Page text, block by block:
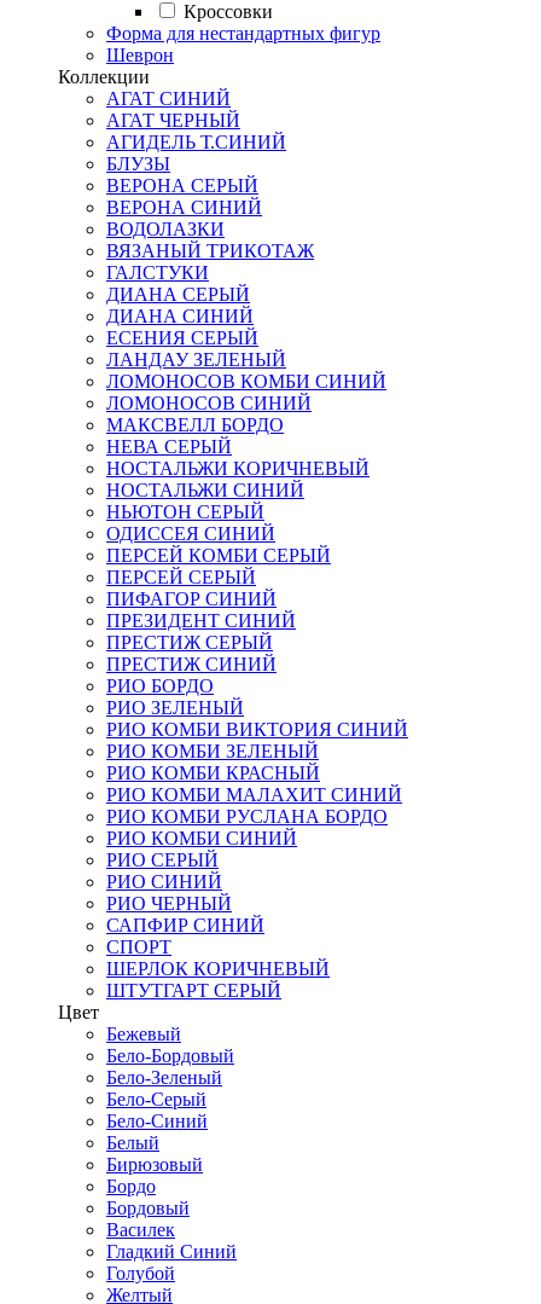
Кроссовки
Форма для нестандартных фигур
Шеврон
Коллекции
АГАТ СИНИЙ
АГАТ ЧЕРНЫЙ
АГИДЕЛЬ Т.СИНИЙ
БЛУЗЫ
ВЕРОНА СЕРЫЙ
ВЕРОНА СИНИЙ
ВОДОЛАЗКИ
ВЯЗАНЫЙ ТРИКОТАЖ
ГАЛСТУКИ
ДИАНА СЕРЫЙ
ДИАНА СИНИЙ
ЕСЕНИЯ СЕРЫЙ
ЛАНДАУ ЗЕЛЕНЫЙ
ЛОМОНОСОВ КОМБИ СИНИЙ
ЛОМОНОСОВ СИНИЙ
МАКСВЕЛЛ БОРДО
НЕВА СЕРЫЙ
НОСТАЛЬЖИ КОРИЧНЕВЫЙ
НОСТАЛЬЖИ СИНИЙ
НЬЮТОН СЕРЫЙ
ОДИССЕЯ СИНИЙ
ПЕРСЕЙ КОМБИ СЕРЫЙ
ПЕРСЕЙ СЕРЫЙ
ПИФАГОР СИНИЙ
ПРЕЗИДЕНТ СИНИЙ
ПРЕСТИЖ СЕРЫЙ
ПРЕСТИЖ СИНИЙ
РИО БОРДО
РИО ЗЕЛЕНЫЙ
РИО КОМБИ ВИКТОРИЯ СИНИЙ
РИО КОМБИ ЗЕЛЕНЫЙ
РИО КОМБИ КРАСНЫЙ
РИО КОМБИ МАЛАХИТ СИНИЙ
РИО КОМБИ РУСЛАНА БОРДО
РИО КОМБИ СИНИЙ
РИО СЕРЫЙ
РИО СИНИЙ
РИО ЧЕРНЫЙ
САПФИР СИНИЙ
СПОРТ
ШЕРЛОК КОРИЧНЕВЫЙ
ШТУТГАРТ СЕРЫЙ
Цвет
Бежевый
Бело-Бордовый
Бело-Зеленый
Бело-Серый
Бело-Синий
Белый
Бирюзовый
Бордо
Бордовый
Василек
Гладкий Синий
Голубой
Желтый